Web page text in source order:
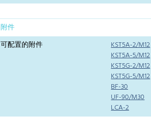
附件
可配置的附件
KST5A-2/M12
KST5A-5/M12
KST5G-2/M12
KST5G-5/M12
BF-30
UF-90/M30
LCA-2